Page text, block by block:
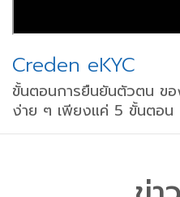
Creden eKYC
ขั้นตอนการยืนยันตัวตน ขอ
ง่าย ๆ เพียงแค่ 5 ขั้นตอน